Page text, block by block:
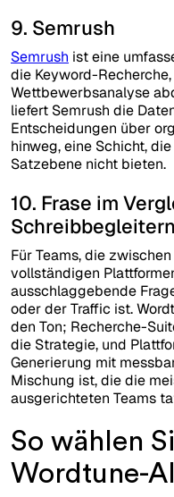
9. Semrush
Semrush ist eine
die Keyword-
Wettbewerbsanalyse
liefert Semrush die
Entscheidungen über
hinweg, eine Schicht,
Satzebene nicht bieten.
10. Frase im
Schreibbegleitern
Für Teams, die
vollständigen
ausschlaggebende
oder der Traffic ist.
den Ton; Recherche-
die Strategie, und
Generierung mit
Mischung ist, die die
ausgerichteten Teams
So wählen
Wordtune-